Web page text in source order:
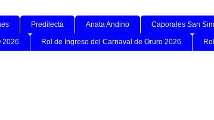
Predilecta Anata Andino Caporales San
2026 Rol de Ingreso del Carnaval de Oruro 2026